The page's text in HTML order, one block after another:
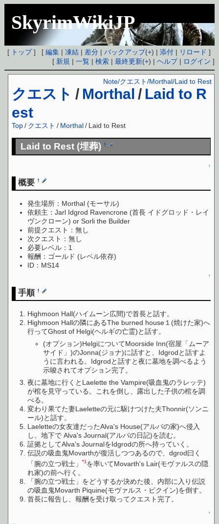
SkyrimWikiJP
[ トップ] [編集 |凍結 | 差分 |バックアップ(+) |添付 | リロード ]
[ 新規 |一覧 |検索 |最終更新(+) |ヘルプ| ログイン ]
クエスト / Morthal / Laid to R
est
Note/クエスト/Morthal/Laid to Rest
Top / クエスト / Morthal/ Laid to Rest
Laid to Rest (埋葬)†
↑
概要†
発生場所：Morthal (モーサル)
依頼主：Jarl Idgrod Ravencrone (首長 イドグロッド・レイ
ヴンクローン) or Sorli the Builder
前提クエスト：無し
次クエスト：無し
必要レベル：1
報酬：ゴールド (レベル依存)
ID：MS14
↑
手順†
Highmoon Hall(ハイムーン広間)で首長と話す。
Highmoon Hallの隣にあるThe burned house１(焼けた家)へ
行ってGhost of Helgi(ヘルギの亡霊)と話す。
(オプション)HelgiについてMoorside Inn(宿屋「ムーア
サイド」)のJonna(ジョナ)に話すと、Idgrodと話すよ
うに言われる。Idgrodと話すと夜に墓地を調べるよう
示唆されてオプション完了。
夜に墓地に行くとLaelette the Vampire(吸血鬼のラレッテ)
が棺を見守っている。これを倒し、露出した子供の棺を調
べる。
変わり果てた妻Laeletteの元に駆けつけた夫Thonnir(ソンニ
ール)と話す。
Laeletteの女友達だったAlva's House(アルバの家)へ侵入
し、地下で Alva's Journal(アルバの日記)を読む。
証拠としてAlva's JournalをIdgrodの所へ持っていく。
伝説の吸血鬼Movarthが復活しつつあるので、dgrod曰く
「腕の立つ戦士」*1を率いてMovarth's Lair(モヴァルスの隠
れ家)の前へ行く。
「腕の立つ戦士」をどうするか決めた後、内部に入り伝説
の吸血鬼Movarth Piquine(モヴァルス・ピクイン)を倒す。
首長に報告し、報酬を受け取ってクエスト完了。
↑